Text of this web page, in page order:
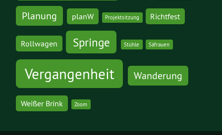
Planung planW Projektsitzung Richtfest
Rollwagen Springe Stühle Säfrauen
Vergangenheit Wanderung
Weißer Brink Zoom